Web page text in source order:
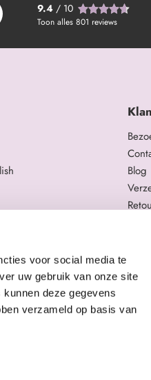
voor social media te
uw gebruik van onze site
deze gegevens
verzameld op basis van
9.4/ 10
Toon alles 801 reviews
Blog